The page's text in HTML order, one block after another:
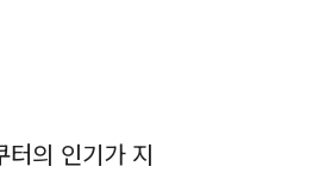
의 인기가 지